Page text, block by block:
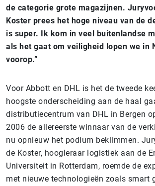
de categorie grote magazijnen.
Koster prees het hoge niveau van de
is super. Ik kom in veel buitenlandse
als het gaat om veiligheid lopen we in
voorop.”
Voor Abbott en DHL is het de tweede
hoogste onderscheiding aan de haal
distributiecentrum van DHL in Bergen
2006 de allereerste winnaar van de
nu opnieuw het podium beklimmen.
de Koster, hoogleraar logistiek aan de
Universiteit in Rotterdam, roemde de
met nieuwe technologieën zoals smart